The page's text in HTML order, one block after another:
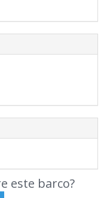
este barco?